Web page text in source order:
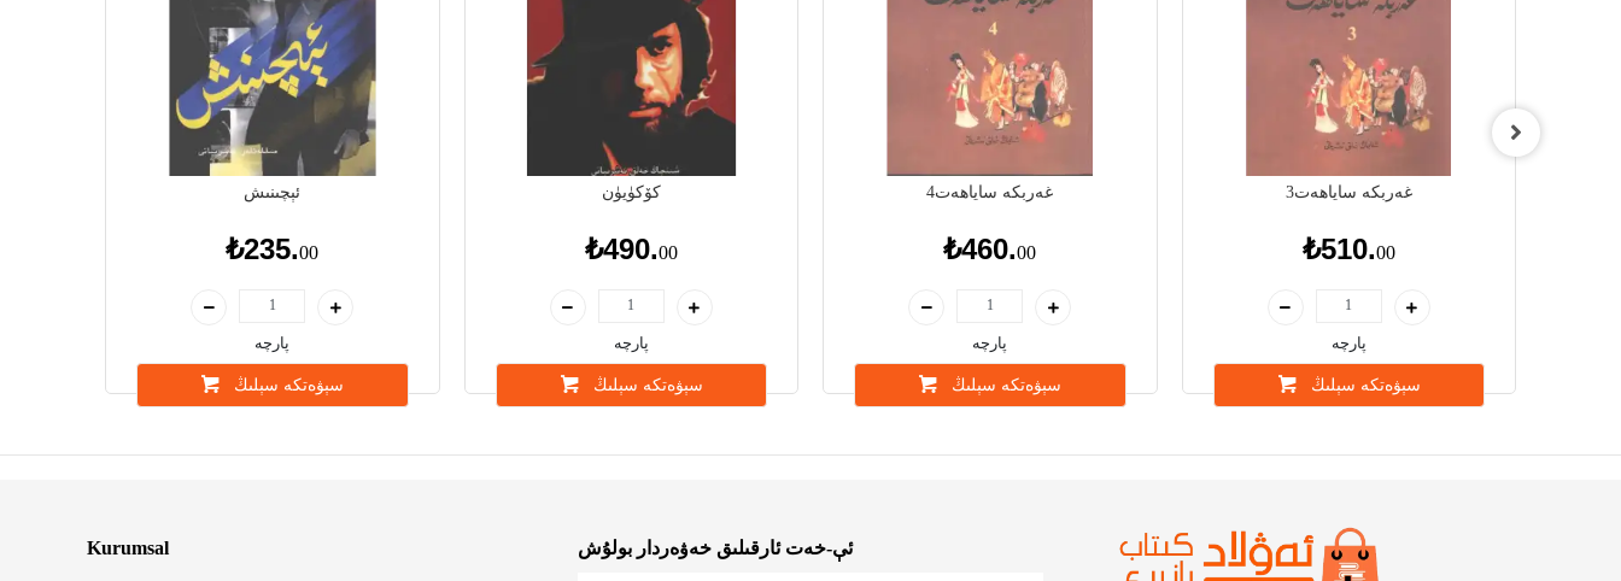
ئېچىنىش
₺235.00
پارچە
سېۋەتكە سېلىڭ
كۆكۈيۈن
₺490.00
پارچە
سېۋەتكە سېلىڭ
غەربكە ساياھەت4
₺460.00
پارچە
سېۋەتكە سېلىڭ
غەربكە ساياھەت3
₺510.00
پارچە
سېۋەتكە سېلىڭ
ئې-خەت ئارقىلىق خەۋەردار بولۇش Kurumsal